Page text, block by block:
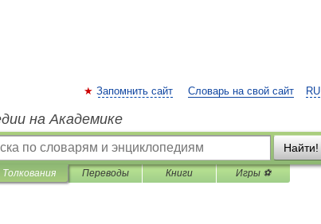
RU
Запомнить сайт Словарь на свой сайт
на Академике
Найти!
Толкования Переводы Книги Игры ⚽